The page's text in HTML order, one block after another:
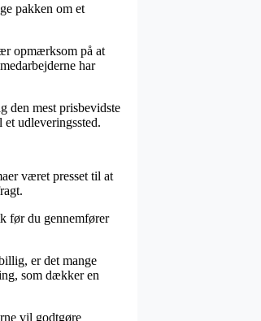
pakken om et
opmærksom på at
har
den mest prisbevidste
udleveringssted.
været presset til at
før du gennemfører
er det mange
som dækker en
vil godtgøre